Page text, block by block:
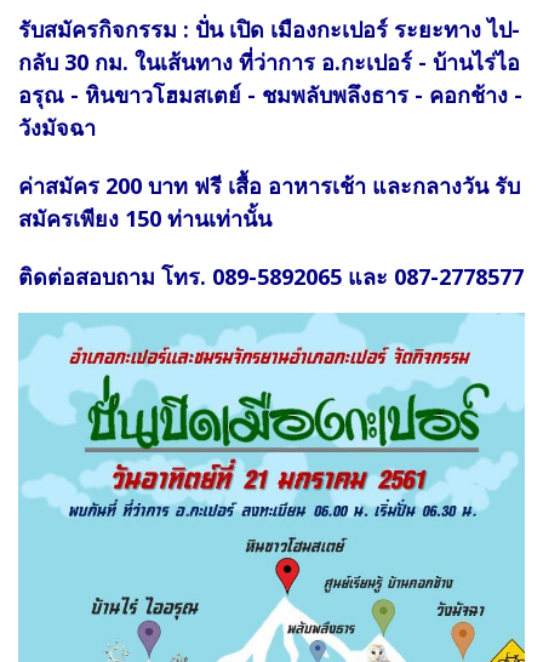
รับสมัครกิจกรรม : ปั่น เปิด เมืองกะเปอร์ ระยะทาง ไป-
กลับ 30 กม. ในเส้นทาง ที่ว่าการ อ.กะเปอร์ - บ้านไร่ไอ
อรุณ - หินขาวโฮมสเตย์ - ชมพลับพลึงธาร - คอกช้าง -
วังมัจฉา
ค่าสมัคร 200 บาท ฟรี เสื้อ อาหารเช้า และกลางวัน รับ
สมัครเพียง 150 ท่านเท่านั้น
ติดต่อสอบถาม โทร. 089-5892065 และ 087-2778577